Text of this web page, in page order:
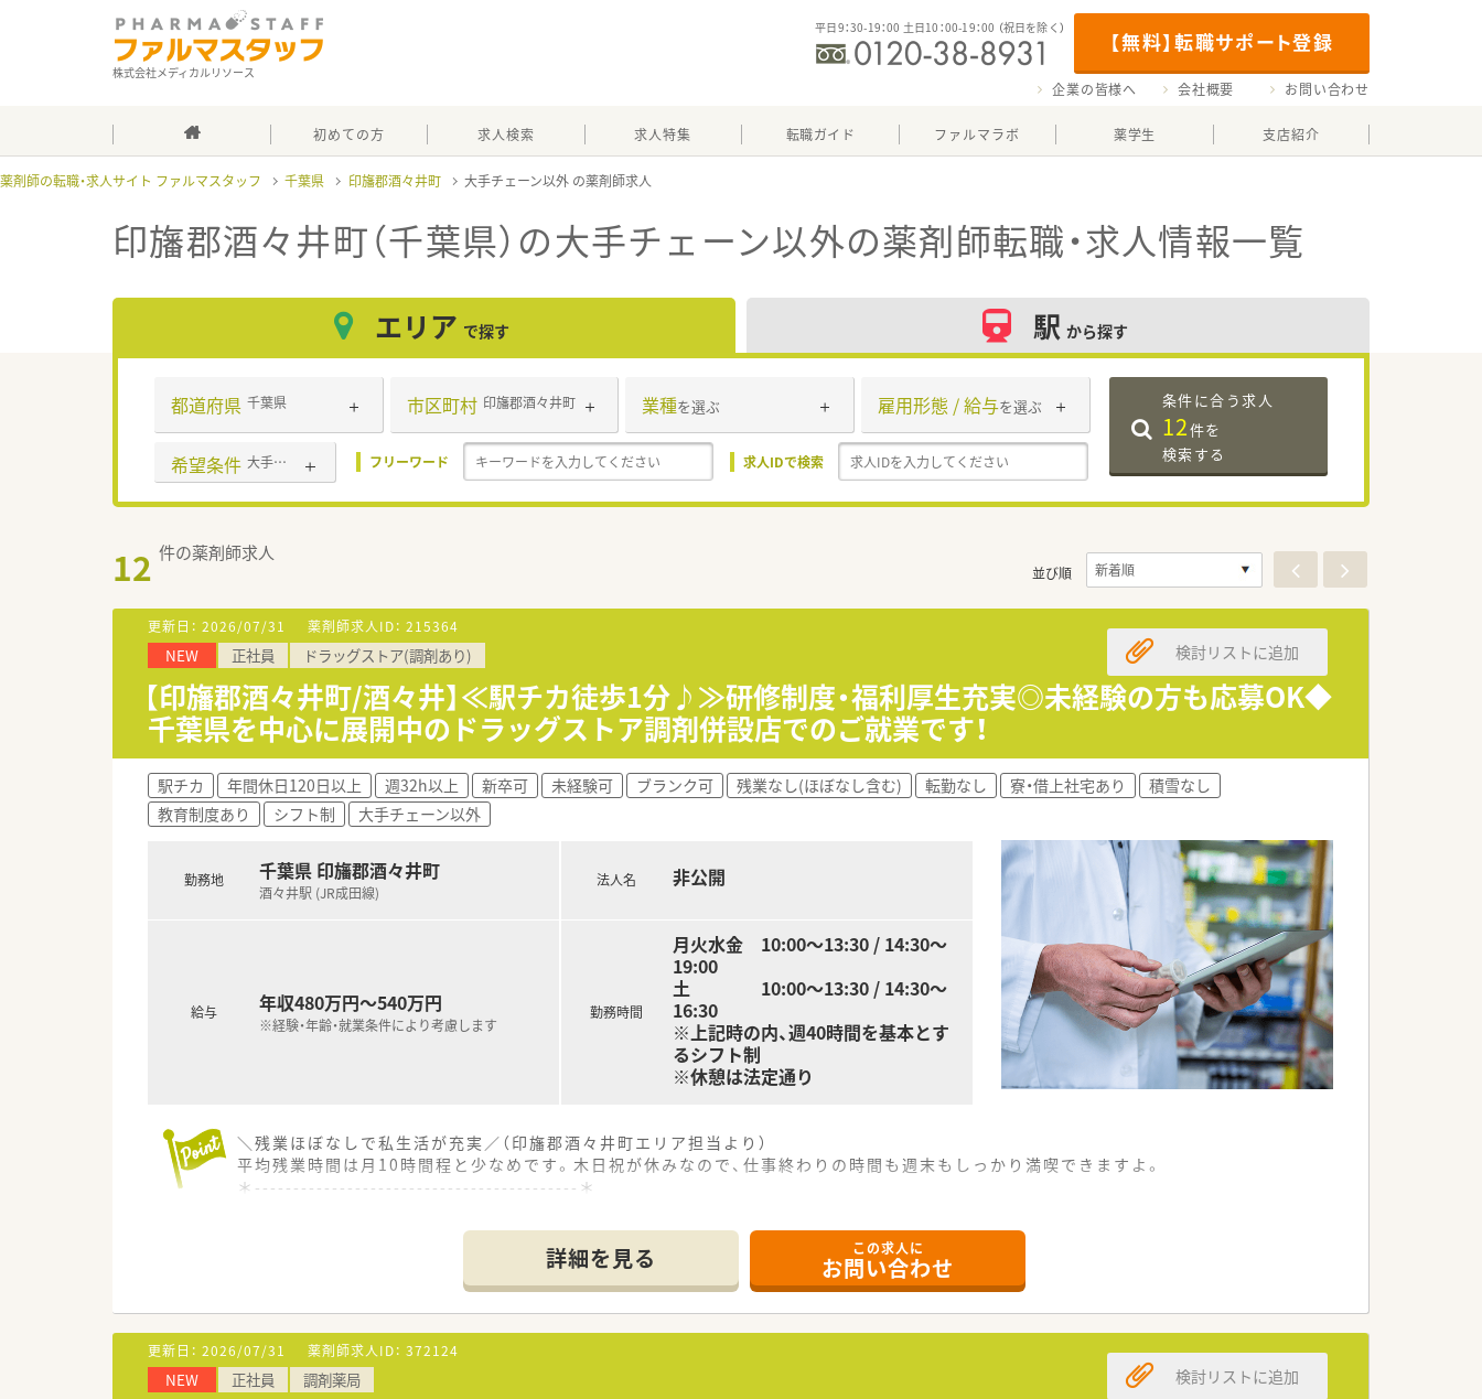
株式会社メディカルリソース
【無料】転職サポート登録
平日9：30-19：00 土日10：00-19：00 （祝日を除く）
企業の皆様へ 会社概要 お問い合わせ
初めての方 求人検索 求人特集 転職ガイド ファルマラボ 薬学生 支店紹介
薬剤師の転職・求人サイト ファルマスタッフ 千葉県 印旛郡酒々井町 大手チェーン以外
印旛郡酒々井町（千葉県）の大手チェーン以外の薬剤師転職・求人情報一覧
エリア で探す 駅 から探す
都道府県 千葉県 市区町村 印旛郡酒々井町 業種を選ぶ 雇用形態 / 給与を選ぶ
希望条件 大手チェーン以外 フリーワード 求人IDで検索
条件に合う求人
12件を
検索する
12 件の薬剤師求人
並び順
更新日： 2026/07/31 薬剤師求人ID： 215364
NEW 正社員 ドラッグストア(調剤あり)
【印旛郡酒々井町/酒々井】≪駅チカ徒歩1分♪≫研修制度・福利厚生充実◎未経験の方も応募OK◆
千葉県を中心に展開中のドラッグストア調剤併設店でのご就業です！
検討リストに追加
駅チカ 年間休日120日以上 週32h以上 新卒可 未経験可 ブランク可 残業なし(ほぼなし含む) 転勤なし 寮・借上社宅あり
積雪なし
教育制度あり
シフト制 大手チェーン以外
勤務地 千葉県 印旛郡酒々井町
酒々井駅 (JR成田線)
給与 年収480万円～540万円
※経験・年齢・就業条件により考慮します
法人名 非公開
勤務時間
月火水金 10:00～13:30 / 14:30～
19:00
土 10:00～13:30 / 14:30～
16:30
※上記時の内、週40時間を基本とす
るシフト制
※休憩は法定通り
＼残業ほぼなしで私生活が充実／（印旛郡酒々井町エリア担当より）
平均残業時間は月10時間程と少なめです。木日祝が休みなので、仕事終わりの時間も週末もしっかり満喫できますよ。
＊------------------------------------------＊
■JR成田線の酒々井駅から徒歩1分という抜群の好立地に位置しており、毎日の電車通勤が非常に快適な環境です。
■人気のドラッグストアに併設された調剤薬局であり、地域のお客様が気軽に立ち寄れる身近な店舗として親しまれています。
■処方箋枚数は1日あたり5枚から10枚程と非常に落ち着いており、面対応でじっくり丁寧に対応できる環境です。
【募集背景と求める人物像について】
■今後の安定的な店舗運営や体制強化を見据えた定期採用として、新しく活躍していただける正社員を募集しています。
■お客様とのコミュニケーションを大切にしているため、明るく前向きで心のこもった接客・接遇ができる方を求めます。
■調剤だけでなくOTC医薬品にも関心があり、セルフメディケーションの推進に意欲的な勉強熱心な方を歓迎します。
詳細を見る この求人に
お問い合わせ
更新日： 2026/07/31 薬剤師求人ID： 372124
NEW 正社員 調剤薬局 検討リストに追加